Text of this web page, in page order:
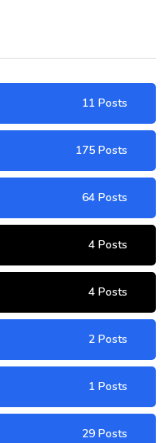
11 Posts
175 Posts
64 Posts
4 Posts
4 Posts
2 Posts
1 Posts
29 Posts